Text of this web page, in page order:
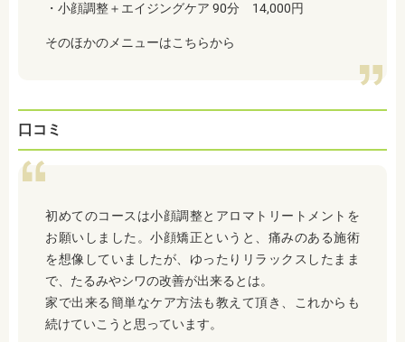
・小顔調整＋エイジングケア 90分 14,000円
そのほかのメニューはこちらから
口コミ
初めてのコースは小顔調整とアロマトリートメントを
お願いしました。小顔矯正というと、痛みのある施術
を想像していましたが、ゆったりリラックスしたまま
で、たるみやシワの改善が出来るとは。
家で出来る簡単なケア方法も教えて頂き、これからも
続けていこうと思っています。